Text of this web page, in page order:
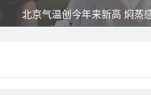
北京气温创今年来新高 焖蒸